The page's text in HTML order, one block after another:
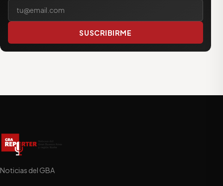
Tu correo electrónico
SUSCRIBIRME
Noticias del GBA